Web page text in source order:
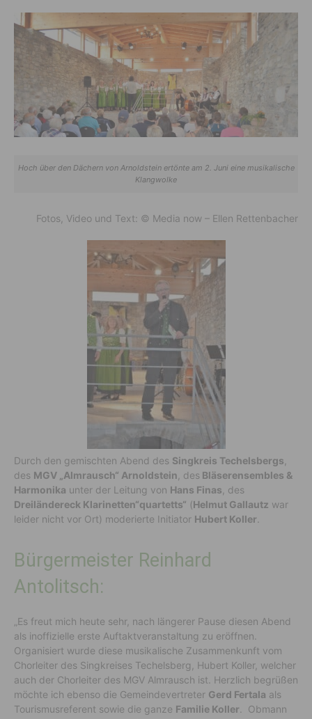
Hoch über den Dächern von Arnoldstein ertönte am 2. Juni eine musikalische
Klangwolke
Fotos, Video und Text: © Media now – Ellen Rettenbacher
Durch den gemischten Abend des Singkreis Techelsbergs
des MGV „Almrausch“ Arnoldstein , des Bläserensembles &
Harmonika unter der Leitung von Hans Finas , des
Dreiländereck Klarinetten“quartetts“ (Helmut Gallautz war
leider nicht vor Ort) moderierte Initiator Hubert Koller
Bürgermeister Reinhard
Antolitsch:
„Es freut mich heute sehr, nach längerer Pause diesen Abend
als inoffizielle erste Auftaktveranstaltung zu eröffnen.
Organisiert wurde diese musikalische Zusammenkunft vom
Chorleiter des Singkreises Techelsberg, Hubert Koller, welcher
auch der Chorleiter des MGV Almrausch ist. Herzlich begrüßen
möchte ich ebenso die Gemeindevertreter Gerd Fertala als
Tourismusreferent sowie die ganze Familie Koller . Obmann